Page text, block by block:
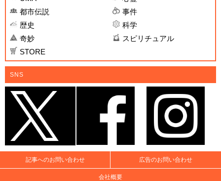
都市伝説
事件
歴史
科学
奇妙
スピリチュアル
STORE
SNS
記事へのお問い合わせ 広告のお問い合わせ
会社概要